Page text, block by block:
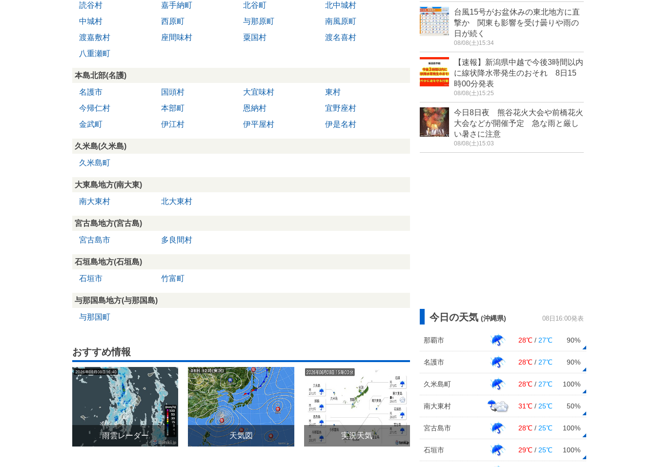
読谷村
嘉手納町 北谷町
北中城村
中城村
西原町 与那原町
南風原町
渡嘉敷村
座間味村 粟国村
渡名喜村
八重瀬町
本島北部(名護)
名護市
国頭村 大宜味村
東村
今帰仁村
本部町 恩納村
宜野座村
金武町
伊江村 伊平屋村 伊是名村
久米島(久米島)
久米島町
大東島地方(南大東)
南大東村
北大東村
宮古島地方(宮古島)
宮古島市
多良間村
石垣島地方(石垣島)
石垣市
竹富町
与那国島地方(与那国島)
与那国町
おすすめ情報
雨雲レーダー 天気図 実況天気
台風15号がお盆休みの東北地方に直
撃か 関東も影響を受け曇りや雨の
日が続く
08/08(土)15:34
【速報】新潟県中越で今後3時間以内
に線状降水帯発生のおそれ 8日15
時00分発表
08/08(土)15:25
今日8日夜 熊谷花火大会や前橋花火
大会などが開催予定 急な雨と厳し
い暑さに注意
08/08(土)15:03
今日の天気 (沖縄県) 08日16:00発表
那覇市 28℃ / 27℃ 90%
名護市 28℃ / 27℃ 90%
久米島町 28℃ / 27℃ 100%
南大東村 31℃ / 25℃ 50%
宮古島市 28℃ / 25℃ 100%
石垣市 29℃ / 25℃ 100%